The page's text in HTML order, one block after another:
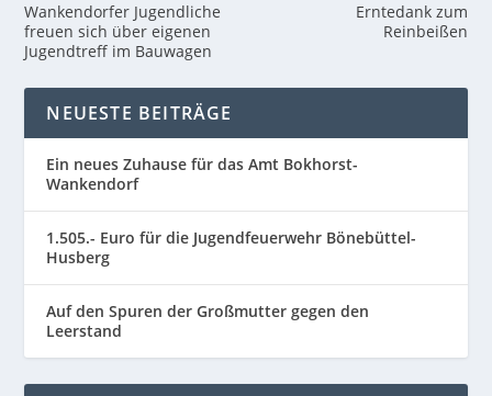
Wankendorfer Jugendliche
freuen sich über eigenen
Jugendtreff im Bauwagen
Erntedank zum
Reinbeißen
NEUESTE BEITRÄGE
Ein neues Zuhause für das Amt Bokhorst-
Wankendorf
1.505.- Euro für die Jugendfeuerwehr Bönebüttel-
Husberg
Auf den Spuren der Großmutter gegen den
Leerstand